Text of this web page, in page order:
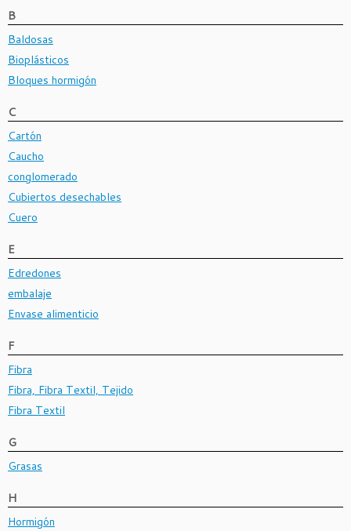
B
Baldosas
Bioplásticos
Bloques hormigón
C
Cartón
Caucho
conglomerado
Cubiertos desechables
Cuero
E
Edredones
embalaje
Envase alimenticio
F
Fibra
Fibra, Fibra Textil, Tejido
Fibra Textil
G
Grasas
H
Hormigón